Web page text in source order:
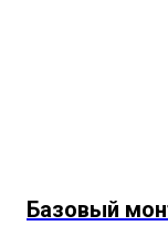
Базовый